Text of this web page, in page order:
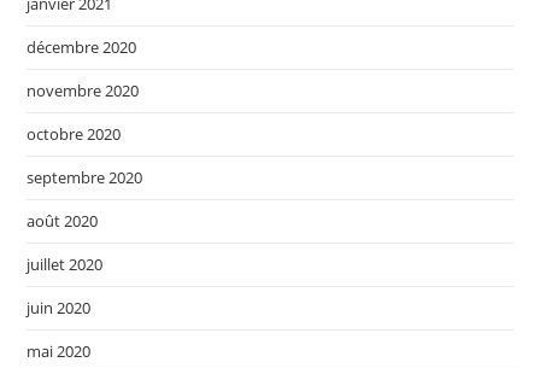
décembre 2020
novembre 2020
octobre 2020
septembre 2020
août 2020
juillet 2020
juin 2020
mai 2020